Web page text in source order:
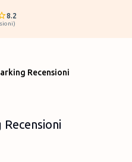
8.2
)
Recensioni
Recensioni